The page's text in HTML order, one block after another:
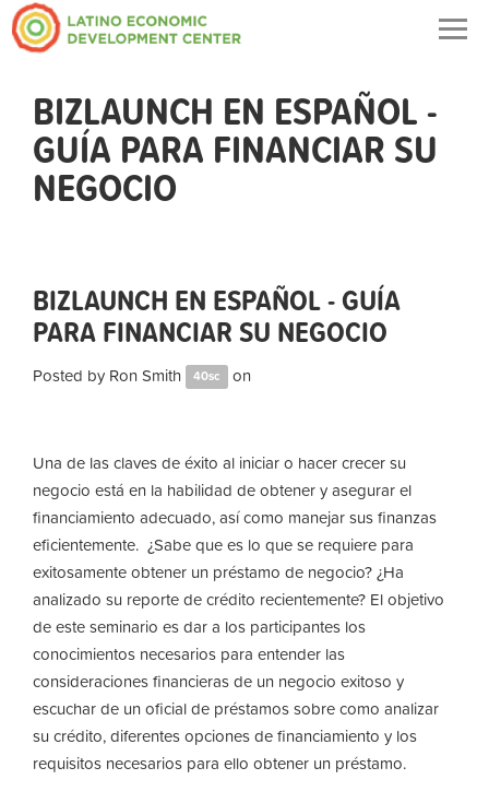
BIZLAUNCH EN ESPAÑOL -
GUÍA PARA FINANCIAR SU
NEGOCIO
BIZLAUNCH EN ESPAÑOL - GUÍA
PARA FINANCIAR SU NEGOCIO
Posted by Ron Smith 40sc on
Una de las claves de éxito al iniciar o hacer crecer su
negocio está en la habilidad de obtener y asegurar el
financiamiento adecuado, así como manejar sus finanzas
eficientemente. ¿Sabe que es lo que se requiere para
exitosamente obtener un préstamo de negocio? ¿Ha
analizado su reporte de crédito recientemente? El objetivo
de este seminario es dar a los participantes los
conocimientos necesarios para entender las
consideraciones financieras de un negocio exitoso y
escuchar de un oficial de préstamos sobre como analizar
su crédito, diferentes opciones de financiamiento y los
requisitos necesarios para ello obtener un préstamo.